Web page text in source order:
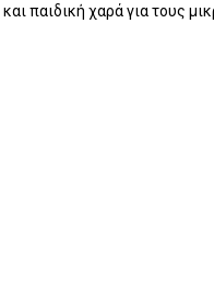
παιδική χαρά για τους